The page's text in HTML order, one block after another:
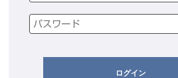
ログイン